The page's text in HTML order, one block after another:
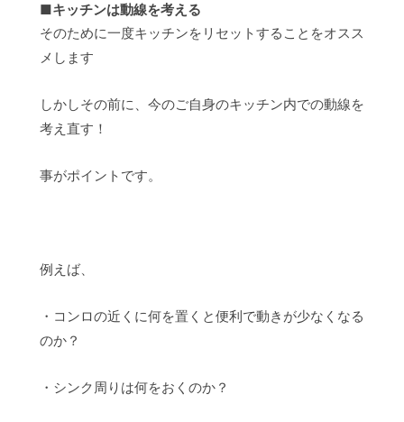
■キッチンは動線を考える
そのために一度キッチンをリセットすることをオスス
メします
しかしその前に、今のご自身のキッチン内での動線を
考え直す！
事がポイントです。
例えば、
・コンロの近くに何を置くと便利で動きが少なくなる
のか？
・シンク周りは何をおくのか？